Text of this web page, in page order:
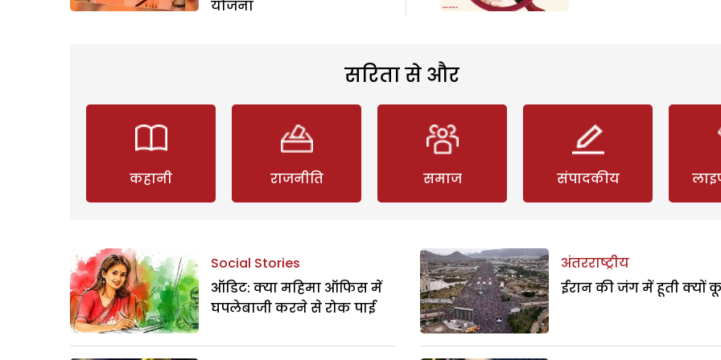
योजना
सरिता से और
कहानी राजनीति समाज संपादकीय
Social Stories
ऑडिट: क्या महिमा ऑफिस में
घपलेबाजी करने से रोक पाई
अंतरराष्ट्रीय
ईरान की जंग में हूती क्यों